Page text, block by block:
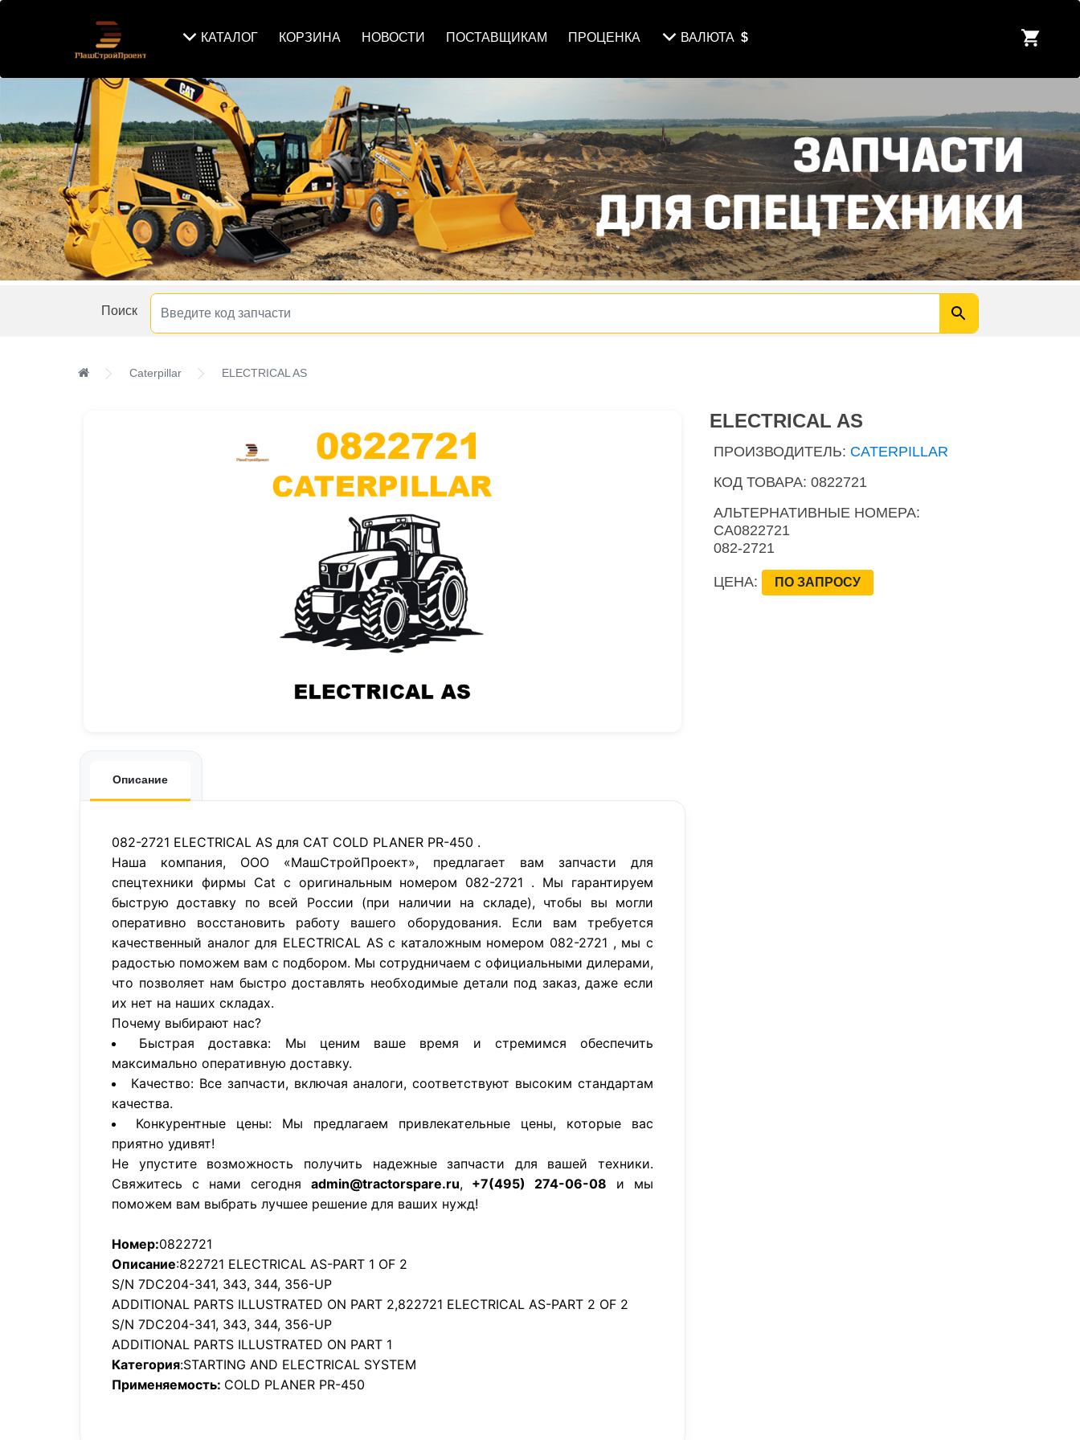
КАТАЛОГ КОРЗИНА НОВОСТИ ПОСТАВЩИКАМ ПРОЦЕНКА ВАЛЮТА $
Поиск
Caterpillar ELECTRICAL AS
Описание
082-2721 ELECTRICAL AS для CAT COLD PLANER PR-450 .
Наша компания, ООО «МашСтройПроект», предлагает вам запчасти для
спецтехники фирмы Cat с оригинальным номером 082-2721 . Мы гарантируем
быструю доставку по всей России (при наличии на складе), чтобы вы могли
оперативно восстановить работу вашего оборудования. Если вам требуется
качественный аналог для ELECTRICAL AS с каталожным номером 082-2721 , мы с
радостью поможем вам с подбором. Мы сотрудничаем с официальными дилерами,
что позволяет нам быстро доставлять необходимые детали под заказ, даже если
их нет на наших складах.
Почему выбирают нас?
Быстрая доставка: Мы ценим ваше время и стремимся обеспечить
максимально оперативную доставку.
Качество: Все запчасти, включая аналоги, соответствуют высоким стандартам
качества.
Конкурентные цены: Мы предлагаем привлекательные цены, которые вас
приятно удивят!
Не упустите возможность получить надежные запчасти для вашей техники.
Свяжитесь с нами сегодня admin@tractorspare.ru, +7(495) 274-06-08 и мы
поможем вам выбрать лучшее решение для ваших нужд!
Номер:0822721
Описание:822721 ELECTRICAL AS-PART 1 OF 2
S/N 7DC204-341, 343, 344, 356-UP
ADDITIONAL PARTS ILLUSTRATED ON PART 2,822721 ELECTRICAL AS-PART 2 OF 2
S/N 7DC204-341, 343, 344, 356-UP
ADDITIONAL PARTS ILLUSTRATED ON PART 1
Категория:STARTING AND ELECTRICAL SYSTEM
Применяемость: COLD PLANER PR-450
ELECTRICAL AS
ПРОИЗВОДИТЕЛЬ: CATERPILLAR
КОД ТОВАРА: 0822721
АЛЬТЕРНАТИВНЫЕ НОМЕРА:
CA0822721
082-2721
ЦЕНА: ПО ЗАПРОСУ